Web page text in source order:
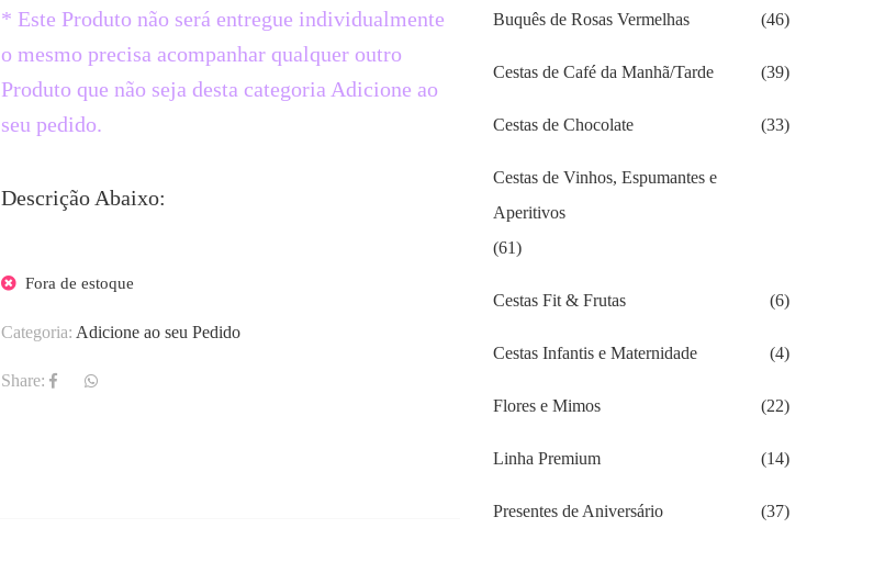
* Este Produto não será entregue individualmente
o mesmo precisa acompanhar qualquer outro
Produto que não seja desta categoria Adicione ao
seu pedido.
Descrição Abaixo:
Fora de estoque
Categoria: Adicione ao seu Pedido
Share:
Buquês de Rosas Vermelhas (46)
Cestas de Café da Manhã/Tarde (39)
Cestas de Chocolate (33)
Cestas de Vinhos, Espumantes e
Aperitivos
(61)
Cestas Fit & Frutas (6)
Cestas Infantis e Maternidade (4)
Flores e Mimos (22)
Linha Premium (14)
Presentes de Aniversário (37)